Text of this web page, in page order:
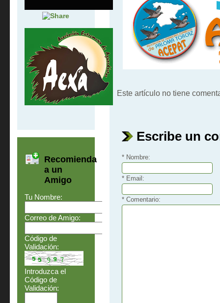
Recomienda
a un
Amigo
Tu Nombre:
Correo de Amigo:
Código de
Validación:
Introduzca el
Código de
Validación:
Este artículo no tiene
Escribe un
* Nombre:
* Email:
* Comentario: